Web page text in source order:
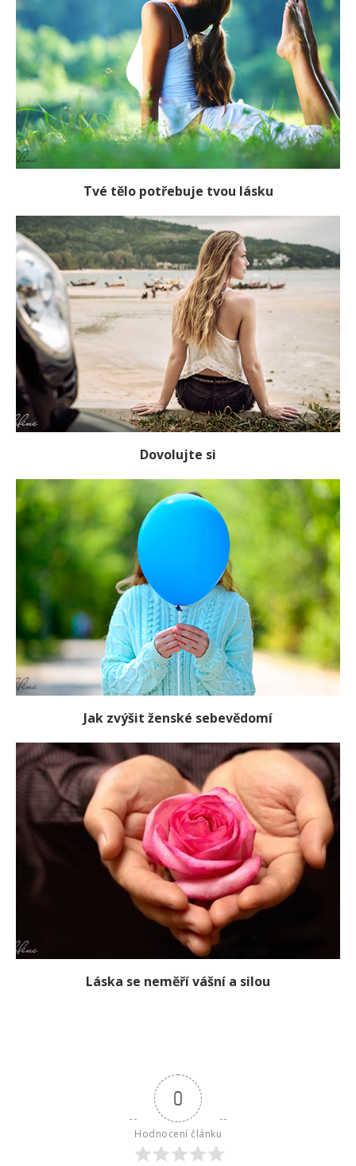
Tvé tělo potřebuje tvou lásku
Dovolujte si
Jak zvýšit ženské sebevědomí
Láska se neměří vášní a silou
0
Hodnocení článku